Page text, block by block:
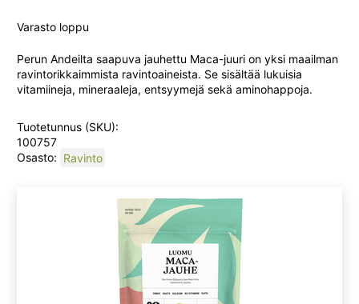
Varasto loppu
Perun Andeilta saapuva jauhettu Maca-juuri on yksi maailman
ravintorikkaimmista ravintoaineista. Se sisältää lukuisia
vitamiineja, mineraaleja, entsyymejä sekä aminohappoja.
Tuotetunnus (SKU):
100757
Osasto: Ravinto